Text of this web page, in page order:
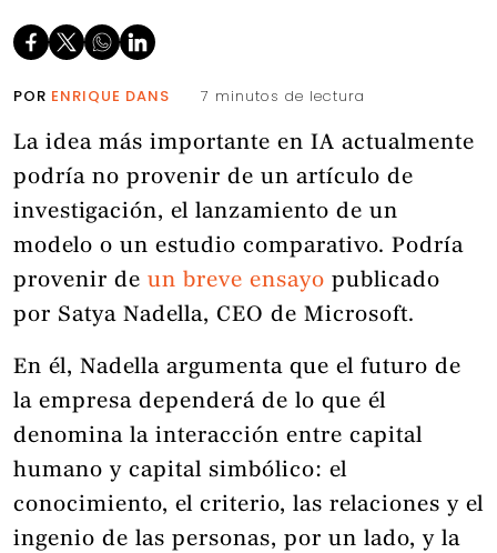
POR ENRIQUE DANS 7 minutos de lectura
La idea más importante en IA actualmente
podría no provenir de un artículo de
investigación, el lanzamiento de un
modelo o un estudio comparativo. Podría
provenir de un breve ensayo publicado
por Satya Nadella, CEO de Microsoft.
En él, Nadella argumenta que el futuro de
la empresa dependerá de lo que él
denomina la interacción entre capital
humano y capital simbólico: el
conocimiento, el criterio, las relaciones y el
ingenio de las personas, por un lado, y la